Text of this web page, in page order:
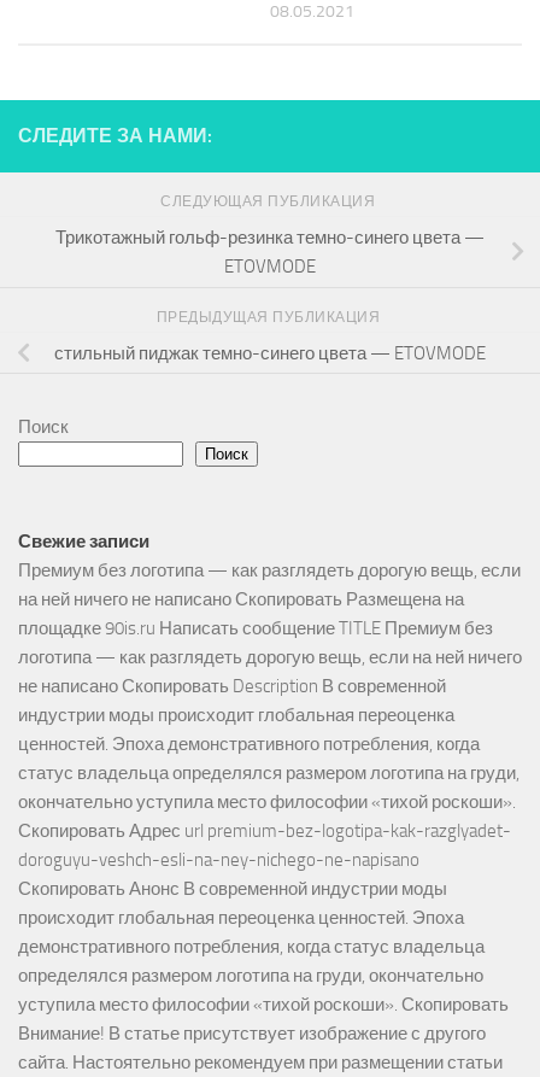
08.05.2021
СЛЕДИТЕ ЗА НАМИ:
СЛЕДУЮЩАЯ ПУБЛИКАЦИЯ
Трикотажный гольф-резинка темно-синего цвета —
ETOVMODE
ПРЕДЫДУЩАЯ ПУБЛИКАЦИЯ
стильный пиджак темно-синего цвета — ETOVMODE
Поиск
Поиск
Свежие записи
Премиум без логотипа — как разглядеть дорогую вещь, если
на ней ничего не написано Скопировать Размещена на
площадке 90is.ru Написать сообщение TITLE Премиум без
логотипа — как разглядеть дорогую вещь, если на ней ничего
не написано Скопировать Description В современной
индустрии моды происходит глобальная переоценка
ценностей. Эпоха демонстративного потребления, когда
статус владельца определялся размером логотипа на груди,
окончательно уступила место философии «тихой роскоши».
Скопировать Адрес url premium-bez-logotipa-kak-razglyadet-
doroguyu-veshch-esli-na-ney-nichego-ne-napisano
Скопировать Анонс В современной индустрии моды
происходит глобальная переоценка ценностей. Эпоха
демонстративного потребления, когда статус владельца
определялся размером логотипа на груди, окончательно
уступила место философии «тихой роскоши». Скопировать
Внимание! В статье присутствует изображение с другого
сайта. Настоятельно рекомендуем при размещении статьи